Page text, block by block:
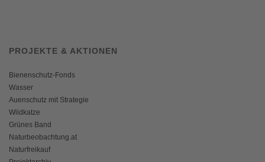
PROJEKTE & AKTIONEN
Bienenschutz-Fonds
Wasser
Auenschutz mit Strategie
Wildkatze
Grünes Band
Naturbeobachtung.at
Naturfreikauf